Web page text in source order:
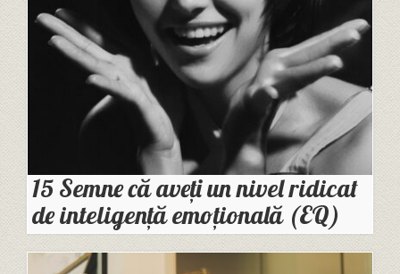
15 Semne că aveți un nivel ridicat
de inteligență emoțională (EQ)